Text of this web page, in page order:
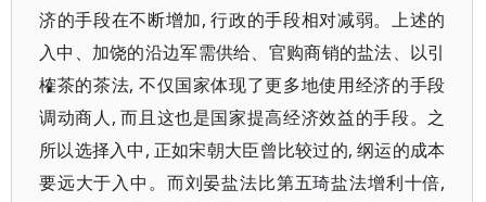
济的手段在不断增加, 行政的手段相对减弱。上述的
入中、加饶的沿边军需供给、官购商销的盐法、以引
榷茶的茶法, 不仅国家体现了更多地使用经济的手段
调动商人, 而且这也是国家提高经济效益的手段。之
所以选择入中, 正如宋朝大臣曾比较过的, 纲运的成本
要远大于入中。而刘晏盐法比第五琦盐法增利十倍,